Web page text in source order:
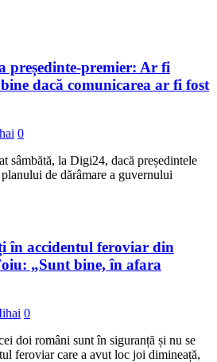
președinte-premier: Ar fi
dacă comunicarea ar fi fost
0
sâmbătă, la Digi24, dacă președintele
de dărâmare a guvernului
în accidentul feroviar din
„Sunt bine, în afara
0
doi români sunt în siguranță și nu se
feroviar care a avut loc joi dimineață,